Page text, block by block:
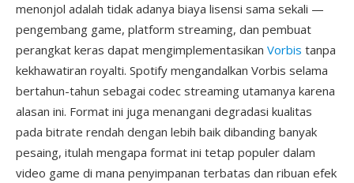
menonjol adalah tidak adanya biaya lisensi sama sekali —
pengembang game, platform streaming, dan pembuat
perangkat keras dapat mengimplementasikan Vorbis tanpa
kekhawatiran royalti. Spotify mengandalkan Vorbis selama
bertahun-tahun sebagai codec streaming utamanya karena
alasan ini. Format ini juga menangani degradasi kualitas
pada bitrate rendah dengan lebih baik dibanding banyak
pesaing, itulah mengapa format ini tetap populer dalam
video game di mana penyimpanan terbatas dan ribuan efek